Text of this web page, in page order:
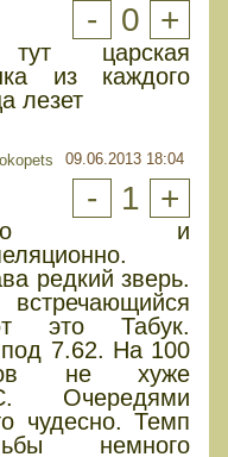
- 0 +
царская
из каждого
лезет
09.06.2013 18:04
- 1 +
и
редкий зверь.
это Табук.
7.62. На 100
не хуже
Очередями
чудесно. Темп
немного